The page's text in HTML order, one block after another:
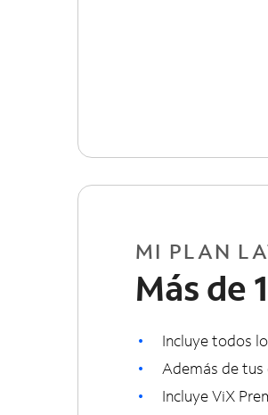
MI PLAN
Más de
Incluye todos
Además de
Incluye ViX